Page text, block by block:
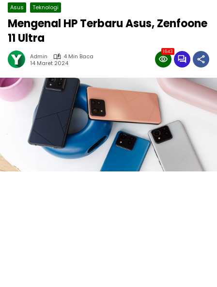
Asus Teknologi
Mengenal HP Terbaru Asus, Zenfoone
11 Ultra
Admin
4 Min Baca
14 Maret 2024
1643